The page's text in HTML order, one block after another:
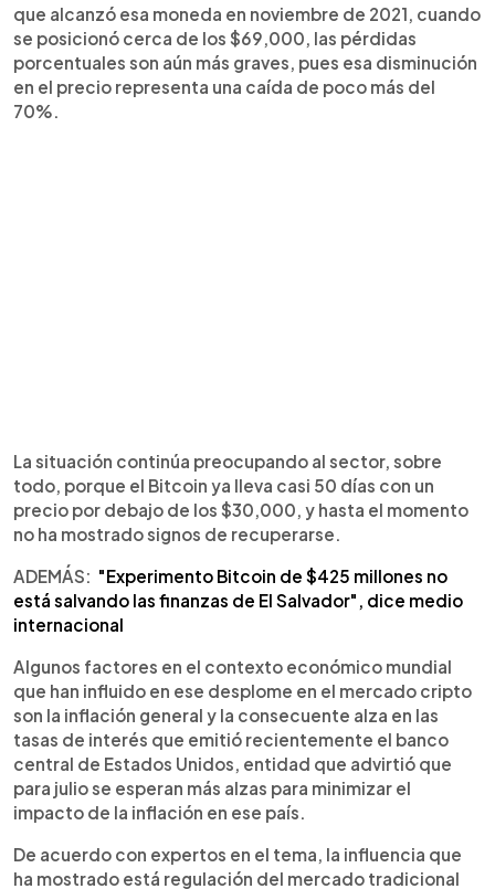
que alcanzó esa moneda en noviembre de 2021, cuando
se posicionó cerca de los $69,000, las pérdidas
porcentuales son aún más graves, pues esa disminución
en el precio representa una caída de poco más del
70%.
La situación continúa preocupando al sector, sobre
todo, porque el Bitcoin ya lleva casi 50 días con un
precio por debajo de los $30,000, y hasta el momento
no ha mostrado signos de recuperarse.
ADEMÁS: "Experimento Bitcoin de $425 millones no
está salvando las finanzas de El Salvador", dice medio
internacional
Algunos factores en el contexto económico mundial
que han influido en ese desplome en el mercado cripto
son la inflación general y la consecuente alza en las
tasas de interés que emitió recientemente el banco
central de Estados Unidos, entidad que advirtió que
para julio se esperan más alzas para minimizar el
impacto de la inflación en ese país.
De acuerdo con expertos en el tema, la influencia que
ha mostrado está regulación del mercado tradicional